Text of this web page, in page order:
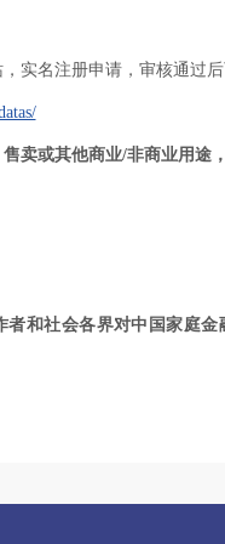
实名注册申请，审核通过
卖或其他商业/非商业用途
者和社会各界对中国家庭